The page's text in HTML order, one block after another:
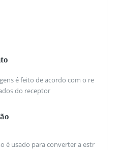
é feito de acordo com o re
do receptor
é usado para converter a estr